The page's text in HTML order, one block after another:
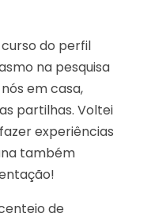
do perfil
na pesquisa
em casa,
partilhas. Voltei
experiências
também
de